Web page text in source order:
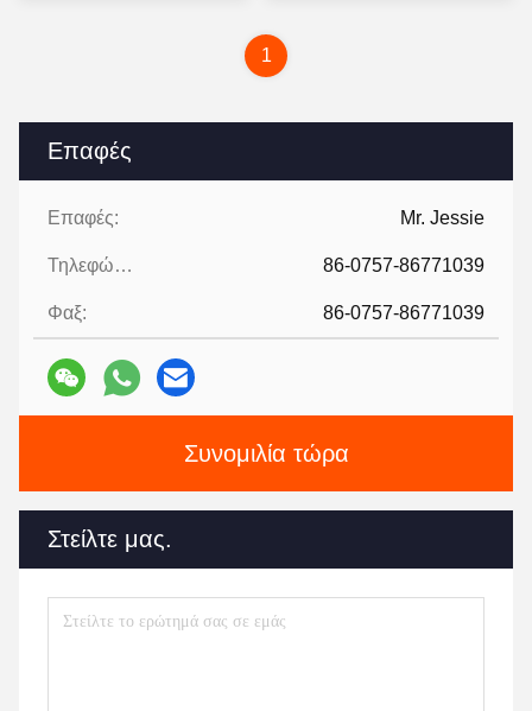
Επαφές
Επαφές: Mr. Jessie
Τηλεφώνημα: 86-0757-86771039
Φαξ: 86-0757-86771039
Συνομιλία τώρα
Στείλτε μας.
7835 7845 7855 7970
1